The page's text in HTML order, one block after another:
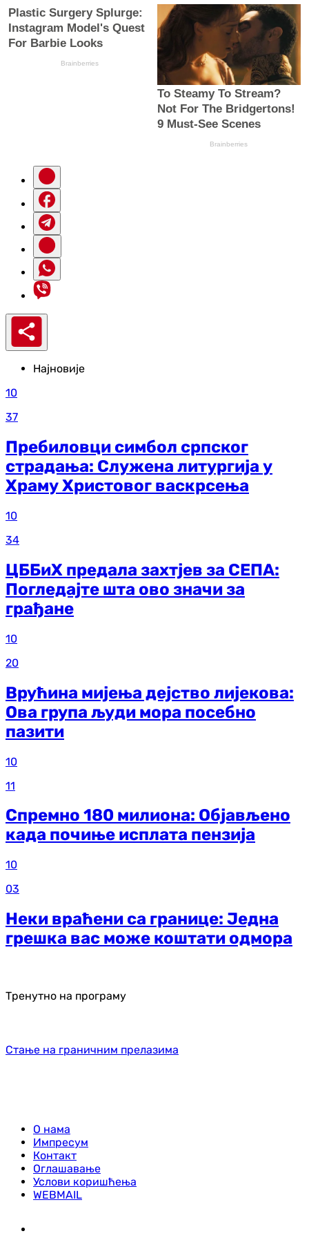
Најновије
10
37
Пребиловци симбол српског
страдања: Служена литургија у
Храму Христовог васкрсења
10
34
ЦББиХ предала захтјев за СЕПА:
Погледајте шта ово значи за
грађане
10
20
Врућина мијења дејство лијекова:
Ова група људи мора посебно
пазити
10
11
Спремно 180 милиона: Објављено
када почиње исплата пензија
10
03
Неки враћени са границе: Једна
грешка вас може коштати одмора
Тренутно на програму
Стање на граничним прелазима
О нама
Импресум
Контакт
Оглашавање
Услови коришћења
WEBMAIL